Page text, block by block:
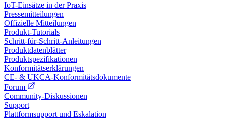
IoT-Einsätze in der Praxis
Pressemitteilungen
Offizielle Mitteilungen
Produkt-Tutorials
Schritt-für-Schritt-Anleitungen
Produktdatenblätter
Produktspezifikationen
Konformitätserklärungen
CE- & UKCA-Konformitätsdokumente
Forum
Community-Diskussionen
Support
Plattformsupport und Eskalation